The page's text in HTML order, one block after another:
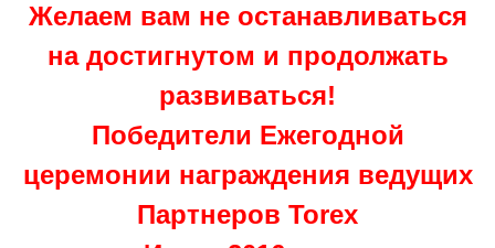
Желаем вам не останавливаться
на достигнутом и продолжать
развиваться!
Победители Ежегодной
церемонии награждения ведущих
Партнеров Torex